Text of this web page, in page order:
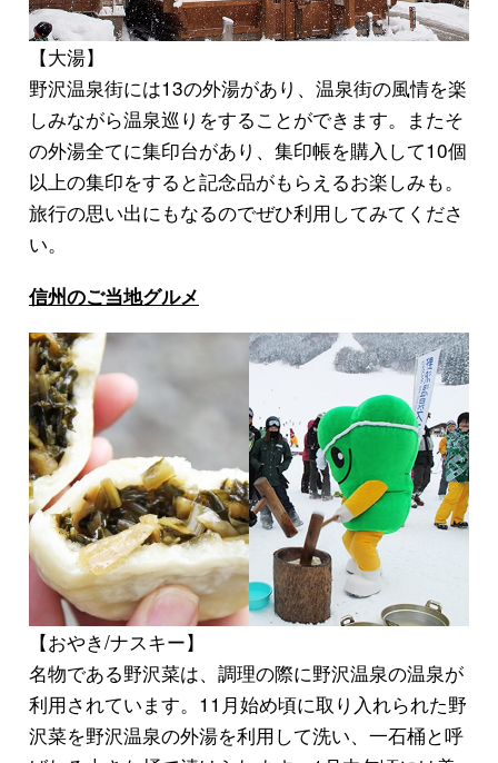
【大湯】
野沢温泉街には13の外湯があり、温泉街の風情を楽
しみながら温泉巡りをすることができます。またそ
の外湯全てに集印台があり、集印帳を購入して10個
以上の集印をすると記念品がもらえるお楽しみも。
旅行の思い出にもなるのでぜひ利用してみてくださ
い。
信州のご当地グルメ
【おやき/ナスキー】
名物である野沢菜は、調理の際に野沢温泉の温泉が
利用されています。11月始め頃に取り入れられた野
沢菜を野沢温泉の外湯を利用して洗い、一石桶と呼